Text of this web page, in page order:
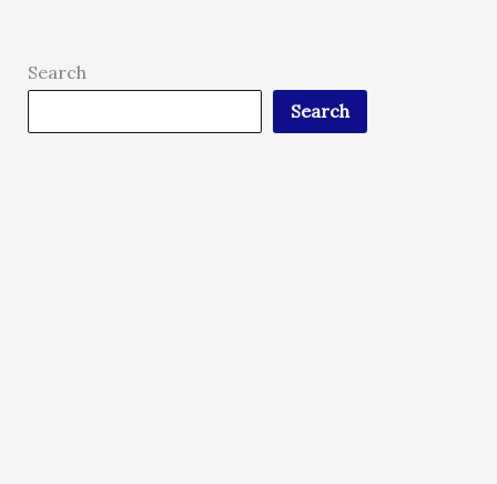
Search
Search